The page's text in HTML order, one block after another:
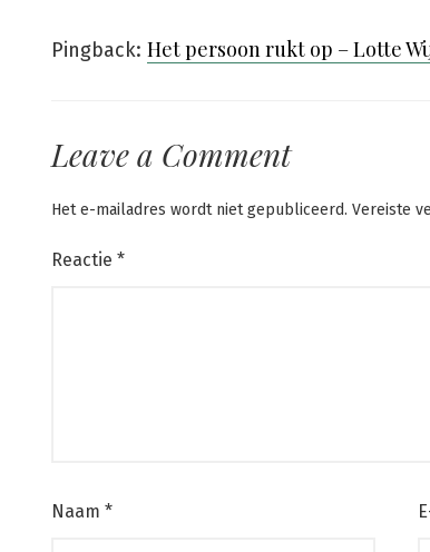
Pingback: Het persoon rukt op – Lotte
Leave a Comment
Het e-mailadres wordt niet gepubliceerd. Vereiste
Reactie *
Naam *